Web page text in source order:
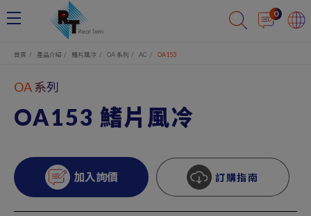
0
首頁 產品介紹 鰭片風冷 OA 系列 AC OA153
OA 系列
OA153 鰭片風冷
加入詢價 訂購指南
Cookie管理面板